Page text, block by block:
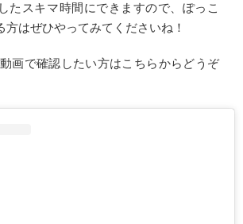
たスキマ時間にできますので、ぽっこ
方はぜひやってみてくださいね！
画で確認したい方はこちらからどうぞ